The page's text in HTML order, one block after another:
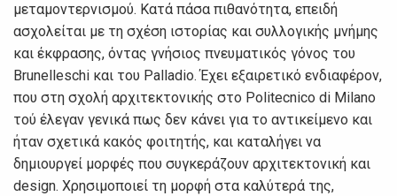
μεταμοντερνισμού. Κατά πάσα πιθανότητα, επειδή
ασχολείται με τη σχέση ιστορίας και συλλογικής μνήμης
και έκφρασης, όντας γνήσιος πνευματικός γόνος του
Brunelleschi και του Palladio. Έχει εξαιρετικό ενδιαφέρον,
που στη σχολή αρχιτεκτονικής στο Politecnico di Milano
τού έλεγαν γενικά πως δεν κάνει για το αντικείμενο και
ήταν σχετικά κακός φοιτητής, και καταλήγει να
δημιουργεί μορφές που συγκεράζουν αρχιτεκτονική και
design. Χρησιμοποιεί τη μορφή στα καλύτερά της,